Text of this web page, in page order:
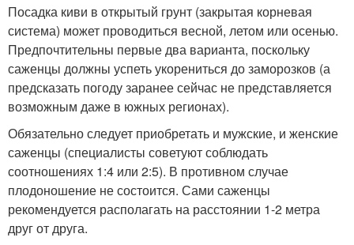
Посадка киви в открытый грунт (закрытая корневая
система) может проводиться весной, летом или осенью.
Предпочтительны первые два варианта, поскольку
саженцы должны успеть укорениться до заморозков (а
предсказать погоду заранее сейчас не представляется
возможным даже в южных регионах).
Обязательно следует приобретать и мужские, и женские
саженцы (специалисты советуют соблюдать
соотношениях 1:4 или 2:5). В противном случае
плодоношение не состоится. Сами саженцы
рекомендуется располагать на расстоянии 1-2 метра
друг от друга.